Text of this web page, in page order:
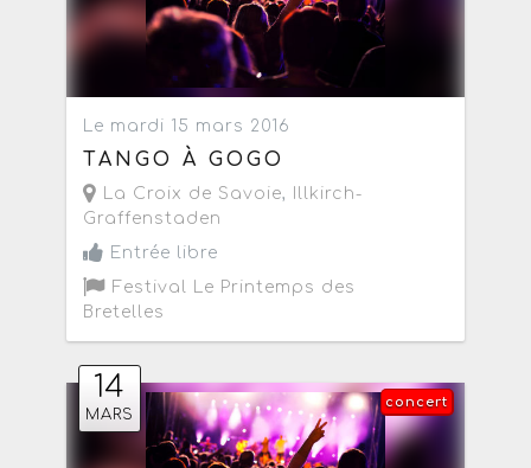
Le mardi 15 mars 2016
TANGO À GOGO
La Croix de Savoie,
Illkirch-
Graffenstaden
Entrée libre
Festival Le Printemps des
Bretelles
14
MARS
concert